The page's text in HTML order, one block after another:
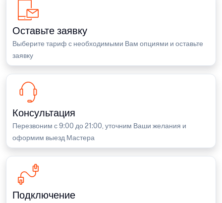
Оставьте заявку
Выберите тариф с необходимыми Вам опциями и оставьте
заявку
Консультация
Перезвоним с 9:00 до 21:00, уточним Ваши желания и
оформим выезд Мастера
Подключение